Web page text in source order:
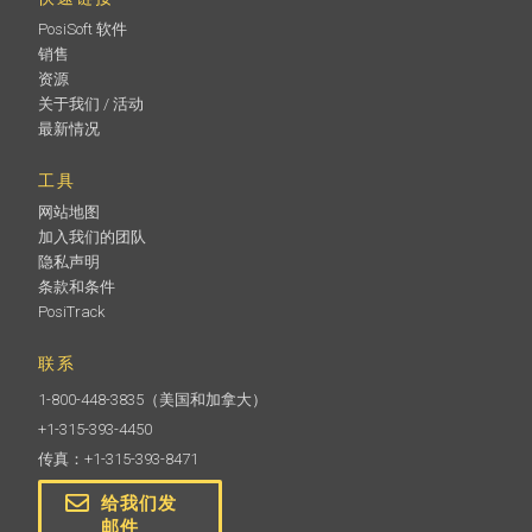
PosiSoft 软件
销售
资源
关于我们 / 活动
最新情况
工具
网站地图
加入我们的团队
隐私声明
条款和条件
PosiTrack
联系
1-800-448-3835 （美国和加拿大）
+1-315-393-4450
传真：+1-315-393-8471
给我们发
邮件